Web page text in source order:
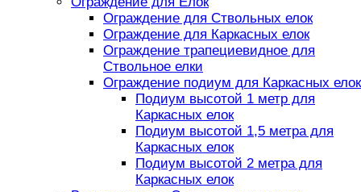
Ограждение для Ствольных елок
Ограждение для Каркасных елок
Ограждение трапециевидное для
Ствольное елки
Ограждение подиум для Каркасных елок
Подиум высотой 1 метр для
Каркасных елок
Подиум высотой 1,5 метра для
Каркасных елок
Подиум высотой 2 метра для
Каркасных елок